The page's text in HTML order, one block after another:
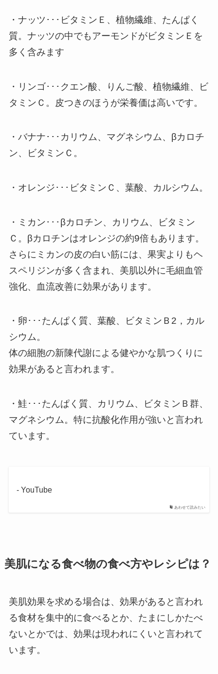
・ナッツ･･･ビタミンＥ、植物繊維、たんぱく
質。ナッツの中でもアーモンドがビタミンＥを
多く含みます
・リンゴ･･･クエン酸、りんご酸、植物繊維、ビ
タミンＣ。皮つきのほうが栄養価は高いです。
・バナナ･･･カリウム、マグネシウム、βカロチ
ン、ビタミンＣ。
・オレンジ･･･ビタミンＣ、葉酸、カルシウム。
・ミカン･･･βカロチン、カリウム、ビタミン
Ｃ。βカロチンはオレンジの約9倍もあります。
さらにミカンの皮の白い筋には、果実よりもヘ
スペリジンが多く含まれ、美肌以外に毛細血管
強化、血流改善に効果があります。
・卵･･･たんぱく質、葉酸、ビタミンＢ2，カル
シウム。
体の細胞の新陳代謝による健やかな肌つくりに
効果があると言われます。
・鮭･･･たんぱく質、カリウム、ビタミンＢ群、
マグネシウム。特に抗酸化作用が強いと言われ
ています。
あわせて読みたい
- YouTube
美肌になる食べ物の食べ方やレシピは？
美肌効果を求める場合は、効果があると言われ
る食材を集中的に食べるとか、たまにしかたべ
ないとかでは、効果は現われにくいと言われて
います。